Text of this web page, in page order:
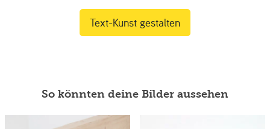
Text-Kunst gestalten
So könnten deine Bilder aussehen